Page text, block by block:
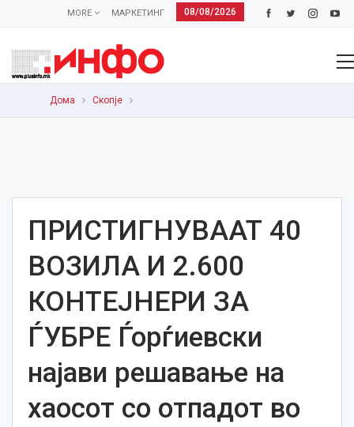
08/08/2026
МАРКЕТИНГ
MORE
Дома Скопје
ПРИСТИГНУВААТ 40
ВОЗИЛА И 2.600
КОНТЕЈНЕРИ ЗА
ЃУБРЕ Ѓорѓиевски
најави решавање на
хаосот со отпадот во